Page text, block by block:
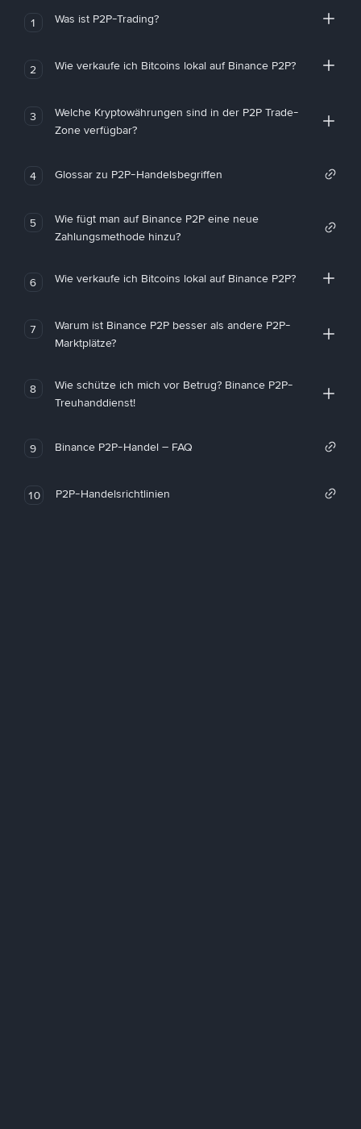
1 Was ist P2P-Trading?
2 Wie verkaufe ich Bitcoins lokal auf Binance P2P?
3
Welche Kryptowährungen sind in der P2P Trade-
Zone verfügbar?
4 Glossar zu P2P-Handelsbegriffen
5
Wie fügt man auf Binance P2P eine neue
Zahlungsmethode hinzu?
6 Wie verkaufe ich Bitcoins lokal auf Binance P2P?
7
Warum ist Binance P2P besser als andere P2P-
Marktplätze?
8
Wie schütze ich mich vor Betrug? Binance P2P-
Treuhanddienst!
9 Binance P2P-Handel – FAQ
10 P2P-Handelsrichtlinien